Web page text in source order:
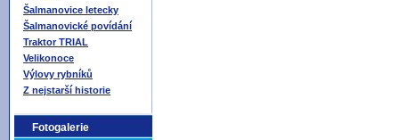
Šalmanovice letecky
Šalmanovické povídání
Traktor TRIAL
Velikonoce
Výlovy rybníků
Z nejstarší historie
Fotogalerie